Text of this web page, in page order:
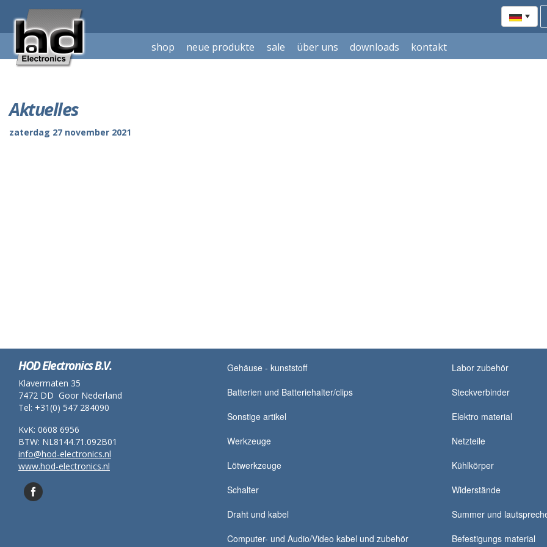
shop neue produkte sale über uns downloads kontakt
Aktuelles
zaterdag 27 november 2021
HOD Electronics B.V.
Klavermaten 35
7472 DD Goor Nederland
Tel: +31(0) 547 284090
KvK: 0608 6956
BTW: NL8144.71.092B01
info@hod-electronics.nl
www.hod-electronics.nl
Gehäuse - kunststoff
Batterien und Batteriehalter/clips
Sonstige artikel
Werkzeuge
Lötwerkzeuge
Schalter
Draht und kabel
Computer- und Audio/Video kabel und zubehör
Labor zubehör
Steckverbinder
Elektro material
Netzteile
Kühlkörper
Widerstände
Summer und
Befestigungs material